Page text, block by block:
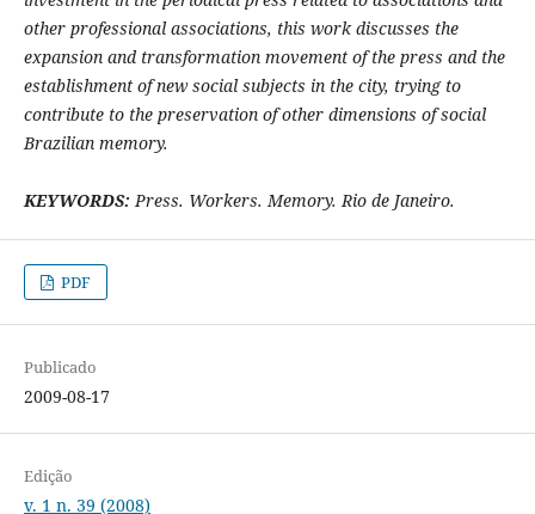
other professional associations, this work discusses the
expansion and transformation movement of the press and the
establishment of new social subjects in the city, trying to
contribute to the preservation of other dimensions of social
Brazilian memory.
KEYWORDS:Press. Workers. Memory. Rio de Janeiro.
PDF
Publicado
2009-08-17
Edição
v. 1 n. 39 (2008)